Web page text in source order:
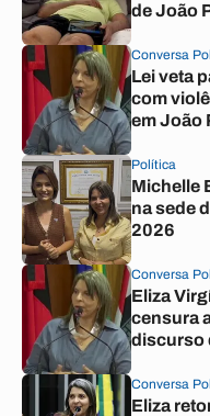
de João
Conversa
Lei veta
com
em João
Política
Michelle
na sede
2026
Conversa
Eliza
censura
discurso
Conversa
Eliza